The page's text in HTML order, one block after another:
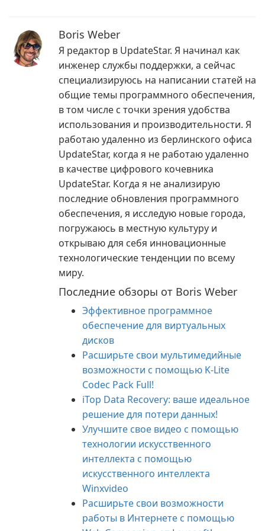
Boris Weber
Я редактор в UpdateStar. Я начинал как
инженер службы поддержки, а сейчас
специализируюсь на написании статей на
общие темы программного обеспечения,
в том числе с точки зрения удобства
использования и производительности. Я
работаю удаленно из берлинского офиса
UpdateStar, когда я не работаю удаленно
в качестве цифрового кочевника
UpdateStar. Когда я не анализирую
последние обновления программного
обеспечения, я исследую новые города,
погружаюсь в местную культуру и
открываю для себя инновационные
технологические тенденции по всему
миру.
Последние обзоры от Boris Weber
Эффективное программное
обеспечение для виртуальных
дисков
Расширьте свои мультимедийные
возможности с помощью K-Lite
Codec Pack Full!
iTop Data Recovery: ваше идеальное
решение для потери данных!
Улучшите свое видео с помощью
технологии искусственного
интеллекта с помощью
искусственного интеллекта
Winxvideo
Расширьте свои возможности
работы в Интернете с помощью